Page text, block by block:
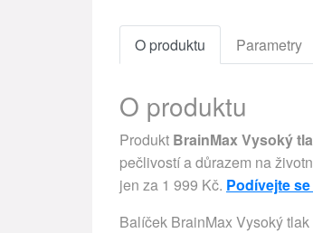
O produktu Parametry
O produktu
Produkt BrainMax Vysoký
pečlivostí a důrazem na
jen za 1 999 Kč. Podívejte
Balíček BrainMax Vysoký